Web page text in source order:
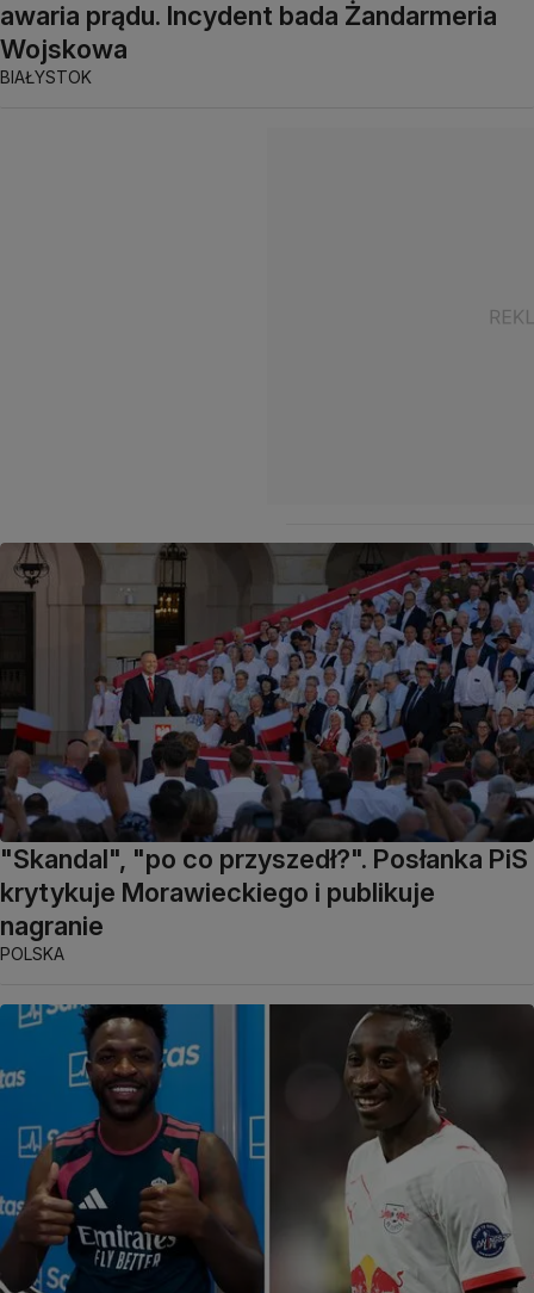
awaria prądu. Incydent bada Żandarmeria
Wojskowa
BIAŁYSTOK
"Skandal", "po co przyszedł?". Posłanka PiS
krytykuje Morawieckiego i publikuje
nagranie
POLSKA